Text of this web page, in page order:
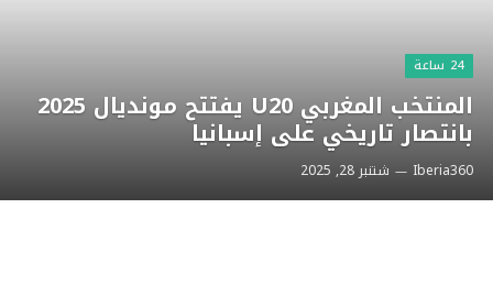
24 ساعة
المنتخب المغربي U20 يفتتح مونديال 2025
بانتصار تاريخي على إسبانيا
Iberia360 شتنبر 28, 2025